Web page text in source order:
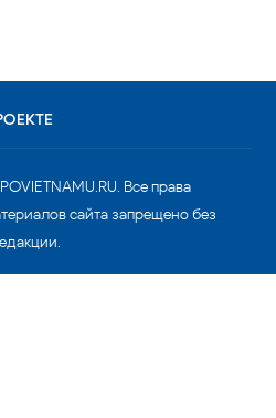
Все права
сайта запрещено без